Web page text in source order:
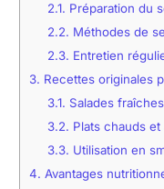
2.1. Préparation du
2.2. Méthodes de
2.3. Entretien
3. Recettes originales
3.1. Salades
3.2. Plats chauds
3.3. Utilisation en
4. Avantages